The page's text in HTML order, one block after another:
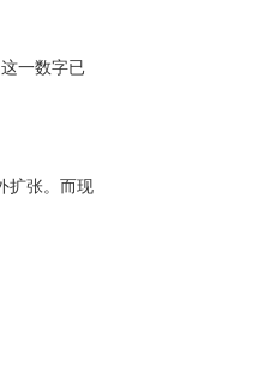
一数字已
扩张。而现